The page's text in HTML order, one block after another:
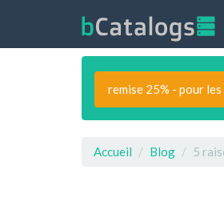
remise 25% - pour
Accueil Blog 5